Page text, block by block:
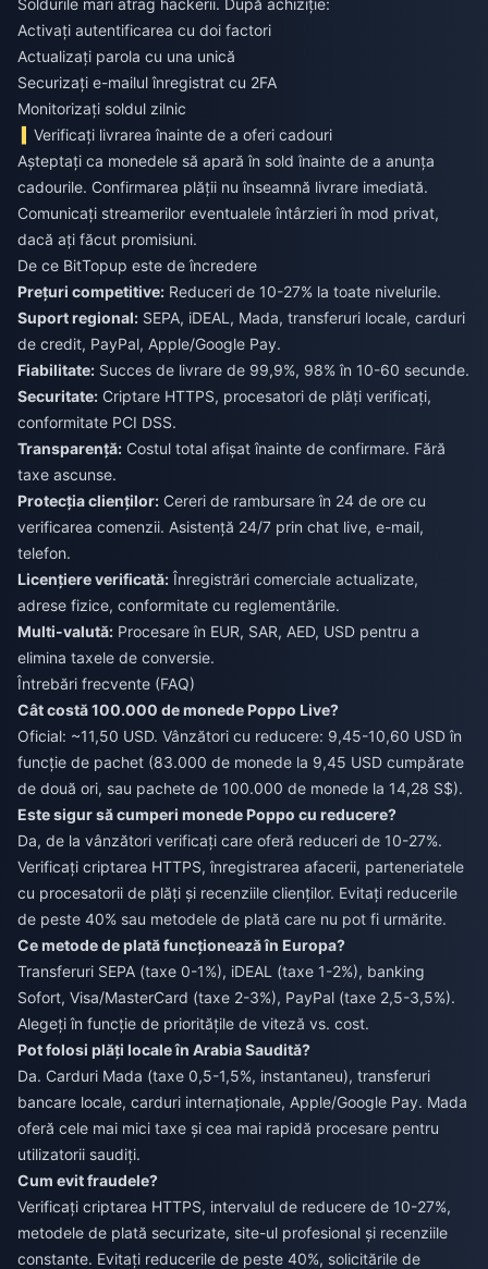
Soldurile mari atrag hackerii. După achiziție:
Activați autentificarea cu doi factori
Actualizați parola cu una unică
Securizați e-mailul înregistrat cu 2FA
Monitorizați soldul zilnic
Verificați livrarea înainte de a oferi cadouri
Așteptați ca monedele să apară în sold înainte de a anunța
cadourile. Confirmarea plății nu înseamnă livrare imediată.
Comunicați streamerilor eventualele întârzieri în mod privat,
dacă ați făcut promisiuni.
De ce BitTopup este de încredere
Prețuri competitive: Reduceri de 10-27% la toate nivelurile.
Suport regional: SEPA, iDEAL, Mada, transferuri locale, carduri
de credit, PayPal, Apple/Google Pay.
Fiabilitate: Succes de livrare de 99,9%, 98% în 10-60 secunde.
Securitate: Criptare HTTPS, procesatori de plăți verificați,
conformitate PCI DSS.
Transparență: Costul total afișat înainte de confirmare. Fără
taxe ascunse.
Protecția clienților: Cereri de rambursare în 24 de ore cu
verificarea comenzii. Asistență 24/7 prin chat live, e-mail,
telefon.
Licențiere verificată: Înregistrări comerciale actualizate,
adrese fizice, conformitate cu reglementările.
Multi-valută: Procesare în EUR, SAR, AED, USD pentru a
elimina taxele de conversie.
Întrebări frecvente (FAQ)
Cât costă 100.000 de monede Poppo Live?
Oficial: ~11,50 USD. Vânzători cu reducere: 9,45-10,60 USD în
funcție de pachet (83.000 de monede la 9,45 USD cumpărate
de două ori, sau pachete de 100.000 de monede la 14,28 S$).
Este sigur să cumperi monede Poppo cu reducere?
Da, de la vânzători verificați care oferă reduceri de 10-27%.
Verificați criptarea HTTPS, înregistrarea afacerii, parteneriatele
cu procesatorii de plăți și recenziile clienților. Evitați reducerile
de peste 40% sau metodele de plată care nu pot fi urmărite.
Ce metode de plată funcționează în Europa?
Transferuri SEPA (taxe 0-1%), iDEAL (taxe 1-2%), banking
Sofort, Visa/MasterCard (taxe 2-3%), PayPal (taxe 2,5-3,5%).
Alegeți în funcție de prioritățile de viteză vs. cost.
Pot folosi plăți locale în Arabia Saudită?
Da. Carduri Mada (taxe 0,5-1,5%, instantaneu), transferuri
bancare locale, carduri internaționale, Apple/Google Pay. Mada
oferă cele mai mici taxe și cea mai rapidă procesare pentru
utilizatorii saudiți.
Cum evit fraudele?
Verificați criptarea HTTPS, intervalul de reducere de 10-27%,
metodele de plată securizate, site-ul profesional și recenziile
constante. Evitați reducerile de peste 40%, solicitările de